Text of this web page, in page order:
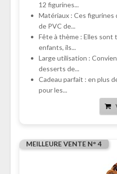
12 figurines...
Matériaux : Ces
de PVC de...
Fête à thème : Elles sont
enfants, ils...
Large utilisation :
desserts de...
Cadeau parfait : en plus
pour les...
MEILLEURE VENTE N° 4